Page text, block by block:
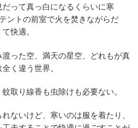
って真っ白になるくらいに寒
ントの前室で火を焚きながらだ
快適。
った空、満天の星空、どれもが真
く違う世界。
取り線香も虫除けも必要ない。
ないけど、寒いのは服を着たり、